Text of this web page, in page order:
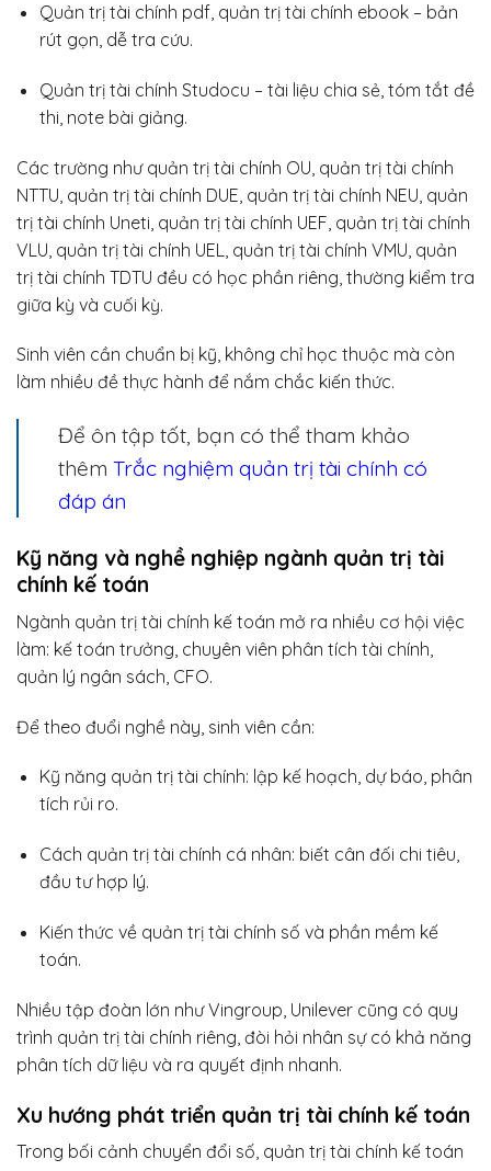
Quản trị tài chính pdf, quản trị tài chính ebook – bản
rút gọn, dễ tra cứu.
Quản trị tài chính Studocu – tài liệu chia sẻ, tóm tắt đề
thi, note bài giảng.
Các trường như quản trị tài chính OU, quản trị tài chính
NTTU, quản trị tài chính DUE, quản trị tài chính NEU, quản
trị tài chính Uneti, quản trị tài chính UEF, quản trị tài chính
VLU, quản trị tài chính UEL, quản trị tài chính VMU, quản
trị tài chính TDTU đều có học phần riêng, thường kiểm tra
giữa kỳ và cuối kỳ.
Sinh viên cần chuẩn bị kỹ, không chỉ học thuộc mà còn
làm nhiều đề thực hành để nắm chắc kiến thức.
Để ôn tập tốt, bạn có thể tham khảo
thêm Trắc nghiệm quản trị tài chính có
đáp án
Kỹ năng và nghề nghiệp ngành quản trị tài
chính kế toán
Ngành quản trị tài chính kế toán mở ra nhiều cơ hội việc
làm: kế toán trưởng, chuyên viên phân tích tài chính,
quản lý ngân sách, CFO.
Để theo đuổi nghề này, sinh viên cần:
Kỹ năng quản trị tài chính: lập kế hoạch, dự báo, phân
tích rủi ro.
Cách quản trị tài chính cá nhân: biết cân đối chi tiêu,
đầu tư hợp lý.
Kiến thức về quản trị tài chính số và phần mềm kế
toán.
Nhiều tập đoàn lớn như Vingroup, Unilever cũng có quy
trình quản trị tài chính riêng, đòi hỏi nhân sự có khả năng
phân tích dữ liệu và ra quyết định nhanh.
Xu hướng phát triển quản trị tài chính kế toán
Trong bối cảnh chuyển đổi số, quản trị tài chính kế toán